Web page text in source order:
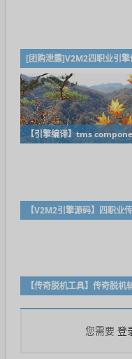
您需要 登